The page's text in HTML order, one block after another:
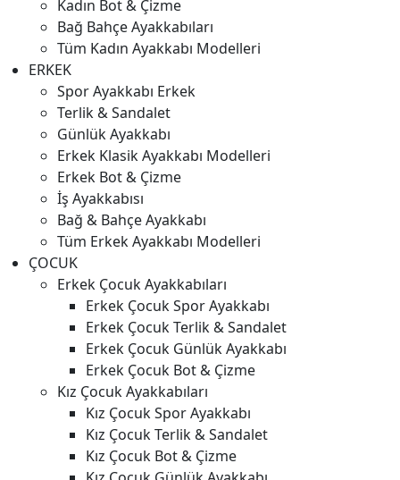
Kadın Bot & Çizme
Bağ Bahçe Ayakkabıları
Tüm Kadın Ayakkabı Modelleri
ERKEK
Spor Ayakkabı Erkek
Terlik & Sandalet
Günlük Ayakkabı
Erkek Klasik Ayakkabı Modelleri
Erkek Bot & Çizme
İş Ayakkabısı
Bağ & Bahçe Ayakkabı
Tüm Erkek Ayakkabı Modelleri
ÇOCUK
Erkek Çocuk Ayakkabıları
Erkek Çocuk Spor Ayakkabı
Erkek Çocuk Terlik & Sandalet
Erkek Çocuk Günlük Ayakkabı
Erkek Çocuk Bot & Çizme
Kız Çocuk Ayakkabıları
Kız Çocuk Spor Ayakkabı
Kız Çocuk Terlik & Sandalet
Kız Çocuk Bot & Çizme